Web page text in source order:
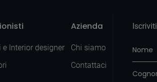
e Interior designer
Azienda
Chi siamo
Contattaci